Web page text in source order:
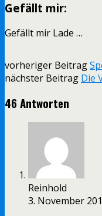
Gefällt mir:
Gefällt mir Lade …
vorheriger Beitrag
nächster Beitrag Die
46 Antworten
Reinhold
3. November